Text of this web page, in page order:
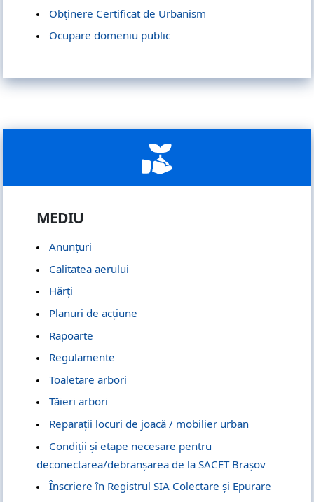
Obţinere Certificat de Urbanism
Ocupare domeniu public
MEDIU
Anunțuri
Calitatea aerului
Hărți
Planuri de acțiune
Rapoarte
Regulamente
Toaletare arbori
Tăieri arbori
Reparații locuri de joacă / mobilier urban
Condiții și etape necesare pentru
deconectarea/debranșarea de la SACET Brașov
Înscriere în Registrul SIA Colectare și Epurare